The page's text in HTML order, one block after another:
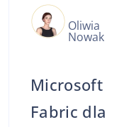
Oliwia
Nowak
Microsoft
Fabric dla